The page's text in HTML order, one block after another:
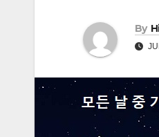
By